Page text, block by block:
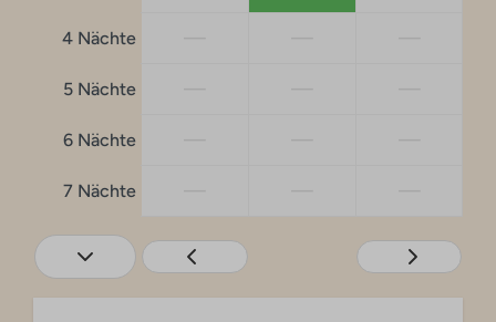
4 Nächte
5 Nächte
6 Nächte
7 Nächte